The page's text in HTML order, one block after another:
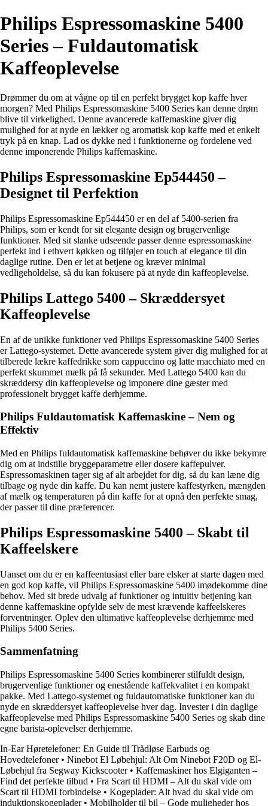
Philips Espressomaskine 5400
Series – Fuldautomatisk
Kaffeoplevelse
Drømmer du om at vågne op til en perfekt brygget kop kaffe hver
morgen? Med Philips Espressomaskine 5400 Series kan denne drøm
blive til virkelighed. Denne avancerede kaffemaskine giver dig
mulighed for at nyde en lækker og aromatisk kop kaffe med et enkelt
tryk på en knap. Lad os dykke ned i funktionerne og fordelene ved
denne imponerende Philips kaffemaskine.
Philips Espressomaskine Ep544450 –
Designet til Perfektion
Philips Espressomaskine Ep544450 er en del af 5400-serien fra
Philips, som er kendt for sit elegante design og brugervenlige
funktioner. Med sit slanke udseende passer denne espressomaskine
perfekt ind i ethvert køkken og tilføjer en touch af elegance til din
daglige rutine. Den er let at betjene og kræver minimal
vedligeholdelse, så du kan fokusere på at nyde din kaffeoplevelse.
Philips Lattego 5400 – Skræddersyet
Kaffeoplevelse
En af de unikke funktioner ved Philips Espressomaskine 5400 Series
er Lattego-systemet. Dette avancerede system giver dig mulighed for at
tilberede lækre kaffedrikke som cappuccino og latte macchiato med en
perfekt skummet mælk på få sekunder. Med Lattego 5400 kan du
skræddersy din kaffeoplevelse og imponere dine gæster med
professionelt brygget kaffe derhjemme.
Philips Fuldautomatisk Kaffemaskine – Nem og
Effektiv
Med en Philips fuldautomatisk kaffemaskine behøver du ikke bekymre
dig om at indstille bryggeparametre eller dosere kaffepulver.
Espressomaskinen tager sig af alt arbejdet for dig, så du kan læne dig
tilbage og nyde din kaffe. Du kan nemt justere kaffestyrken, mængden
af mælk og temperaturen på din kaffe for at opnå den perfekte smag,
der passer til dine præferencer.
Philips Espressomaskine 5400 – Skabt til
Kaffeelskere
Uanset om du er en kaffeentusiast eller bare elsker at starte dagen med
en god kop kaffe, vil Philips Espressomaskine 5400 imødekomme dine
behov. Med sit brede udvalg af funktioner og intuitiv betjening kan
denne kaffemaskine opfylde selv de mest krævende kaffeelskeres
forventninger. Oplev den ultimative kaffeoplevelse derhjemme med
Philips 5400 Series.
Sammenfatning
Philips Espressomaskine 5400 Series kombinerer stilfuldt design,
brugervenlige funktioner og enestående kaffekvalitet i en kompakt
pakke. Med Lattego-systemet og fuldautomatiske funktioner kan du
nyde en skræddersyet kaffeoplevelse hver dag. Invester i din daglige
kaffeoplevelse med Philips Espressomaskine 5400 Series og skab dine
egne barista-oplevelser derhjemme.
In-Ear Høretelefoner: En Guide til Trådløse Earbuds og
Hovedtelefoner• Ninebot El Løbehjul: Alt Om Ninebot F20D og El-
Løbehjul fra Segway Kickscooter• Kaffemaskiner hos Elgiganten –
Find det perfekte tilbud • Fra Scart til HDMI – Alt du skal vide om
Scart til HDMI forbindelse • Kogeplader: Alt hvad du skal vide om
induktionskogeplader• Mobilholder til bil – Gode muligheder hos